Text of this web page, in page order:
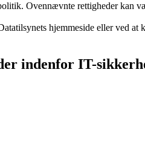
Ovennævnte rettigheder kan
hjemmeside eller ved at
indenfor IT-